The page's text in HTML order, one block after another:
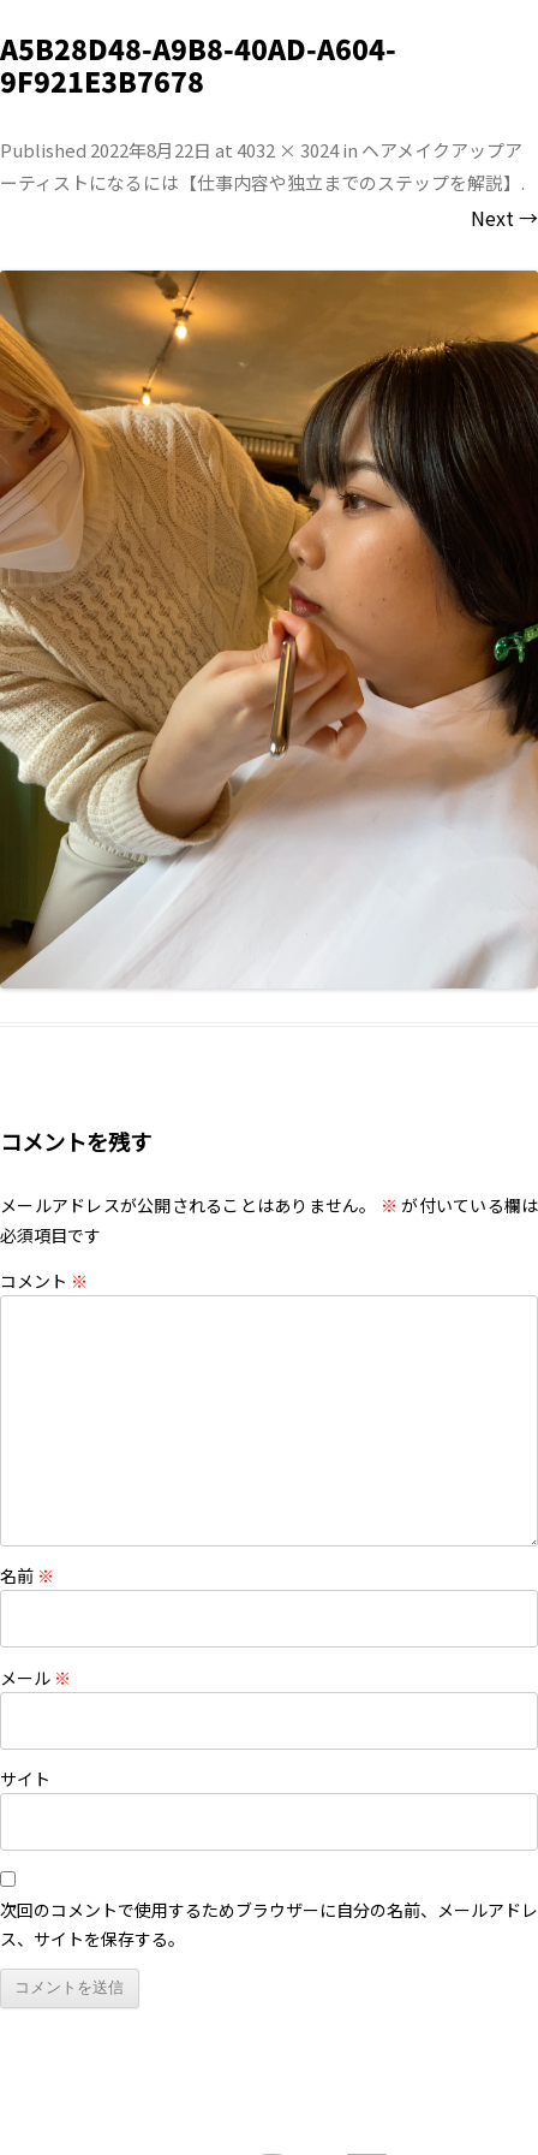
A5B28D48-A9B8-40AD-A604-
9F921E3B7678
Published 2022年8月22日 at4032 × 3024in ヘアメイクアップア
ーティストになるには【仕事内容や独立までのステップを解説】 .
Next →
コメントを残す
メールアドレスが公開されることはありません。 ※ が付いている欄は
必須項目です
コメント ※
名前 ※
メール ※
サイト
次回のコメントで使用するためブラウザーに自分の名前、メールアドレ
ス、サイトを保存する。